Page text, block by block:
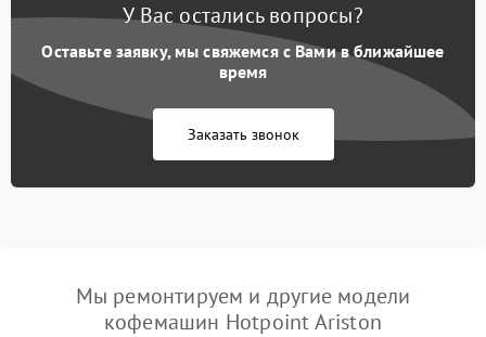
У Вас остались вопросы?
Оставьте заявку, мы свяжемся с Вами в ближайшее
время
Заказать звонок
Мы ремонтируем и другие модели
кофемашин Hotpoint Ariston